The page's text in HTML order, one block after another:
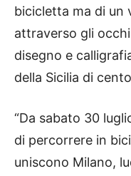
bicicletta ma di un
attraverso gli
disegno e
della Sicilia di
“Da sabato 30
di percorrere in
uniscono Milano,